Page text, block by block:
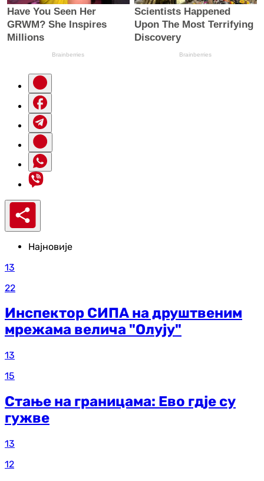
Најновије
13
22
Инспектор СИПА на друштвеним
мрежама велича "Олују"
13
15
Стање на границама: Ево гдје су
гужве
13
12